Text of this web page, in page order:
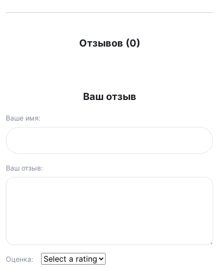
Отзывов (0)
Ваш отзыв
Ваше имя:
Ваш отзыв:
Оценка: